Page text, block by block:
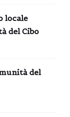
locale
del Cibo
del